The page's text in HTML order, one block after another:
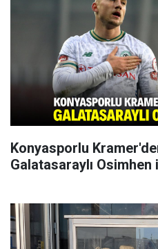
Konyasporlu
Galatasaraylı Osimhen